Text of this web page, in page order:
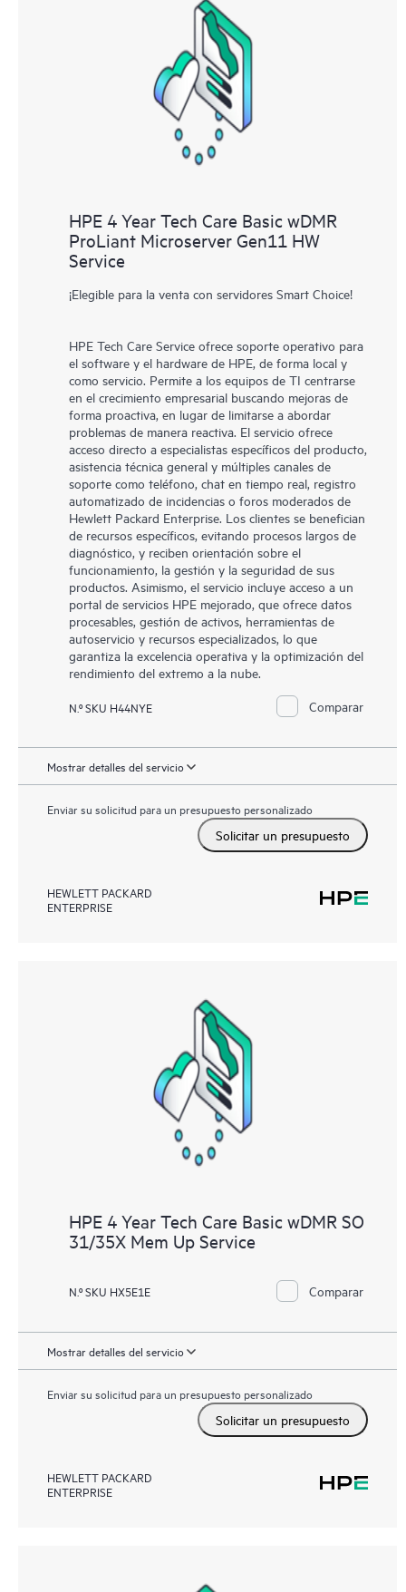
HPE 4 Year Tech Care Basic wDMR
ProLiant Microserver Gen11 HW
Service
¡Elegible para la venta con servidores Smart Choice!
HPE Tech Care Service ofrece soporte operativo para
el software y el hardware de HPE, de forma local y
como servicio. Permite a los equipos de TI centrarse
en el crecimiento empresarial buscando mejoras de
forma proactiva, en lugar de limitarse a abordar
problemas de manera reactiva. El servicio ofrece
acceso directo a especialistas específicos del producto,
asistencia técnica general y múltiples canales de
soporte como teléfono, chat en tiempo real, registro
automatizado de incidencias o foros moderados de
Hewlett Packard Enterprise. Los clientes se benefician
de recursos específicos, evitando procesos largos de
diagnóstico, y reciben orientación sobre el
funcionamiento, la gestión y la seguridad de sus
productos. Asimismo, el servicio incluye acceso a un
portal de servicios HPE mejorado, que ofrece datos
procesables, gestión de activos, herramientas de
autoservicio y recursos especializados, lo que
garantiza la excelencia operativa y la optimización del
rendimiento del extremo a la nube.
N.º SKU H44NYE Comparar
Mostrar detalles del servicio
Enviar su solicitud para un presupuesto personalizado
Solicitar un presupuesto
HEWLETT PACKARD
ENTERPRISE
HPE 4 Year Tech Care Basic wDMR SO
31/35X Mem Up Service
N.º SKU HX5E1E Comparar
Mostrar detalles del servicio
Enviar su solicitud para un presupuesto personalizado
Solicitar un presupuesto
HEWLETT PACKARD
ENTERPRISE